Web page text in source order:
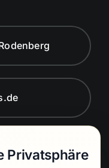
Uhr bis
Privatsphäre